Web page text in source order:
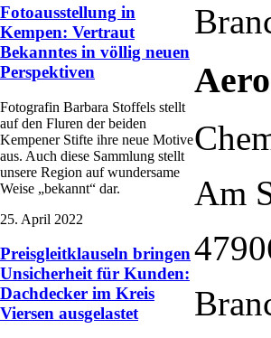
Fotoausstellung in
Kempen: Vertraut
Bekanntes in völlig neuen
Perspektiven
Fotografin Barbara Stoffels stellt
auf den Fluren der beiden
Kempener Stifte ihre neue Motive
aus. Auch diese Sammlung stellt
unsere Region auf wundersame
Weise „bekannt“ dar.
25. April 2022
Preisgleitklauseln bringen
Unsicherheit für Kunden:
Dachdecker im Kreis
Viersen ausgelastet
Am